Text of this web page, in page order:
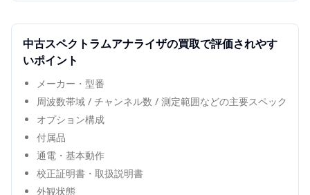
中古スペクトラムアナライザの買取で評価されやす
いポイント
メーカー・型番
周波数帯域 / チャンネル数 / 測定範囲などの主要スペック
オプション構成
付属品
通電・基本動作
校正証明書・取扱説明書
外観状態